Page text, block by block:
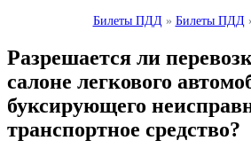
Билеты ПДД » Билеты ПДД
Разрешается ли
салоне легкового
буксирующего
транспортное средство?